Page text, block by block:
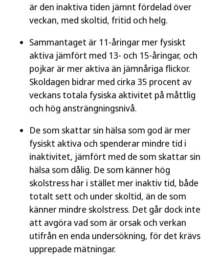
är den inaktiva tiden jämnt fördelad över
veckan, med skoltid, fritid och helg.
Sammantaget är 11-åringar mer fysiskt
aktiva jämfört med 13- och 15-åringar, och
pojkar är mer aktiva än jämnåriga flickor.
Skoldagen bidrar med cirka 35 procent av
veckans totala fysiska aktivitet på måttlig
och hög ansträngningsnivå.
De som skattar sin hälsa som god är mer
fysiskt aktiva och spenderar mindre tid i
inaktivitet, jämfört med de som skattar sin
hälsa som dålig. De som känner hög
skolstress har i stället mer inaktiv tid, både
totalt sett och under skoltid, än de som
känner mindre skolstress. Det går dock inte
att avgöra vad som är orsak och verkan
utifrån en enda undersökning, för det krävs
upprepade mätningar.